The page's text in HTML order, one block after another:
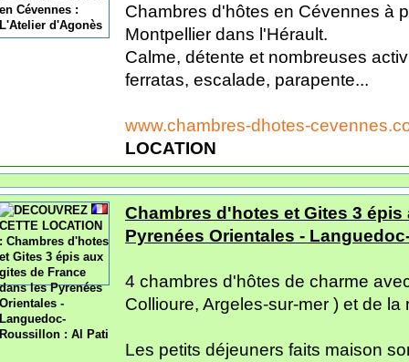
Chambres d'hôtes en Cévennes à
Montpellier dans l'Hérault.
Calme, détente et nombreuses
ferratas, escalade, parapente...
www.chambres-dhotes-
LOCATION
Chambres d'hotes et Gites 3
Pyrenées Orientales -
4 chambres d'hôtes de charme
Collioure, Argeles-sur-mer ) et de
Les petits déjeuners faits maison